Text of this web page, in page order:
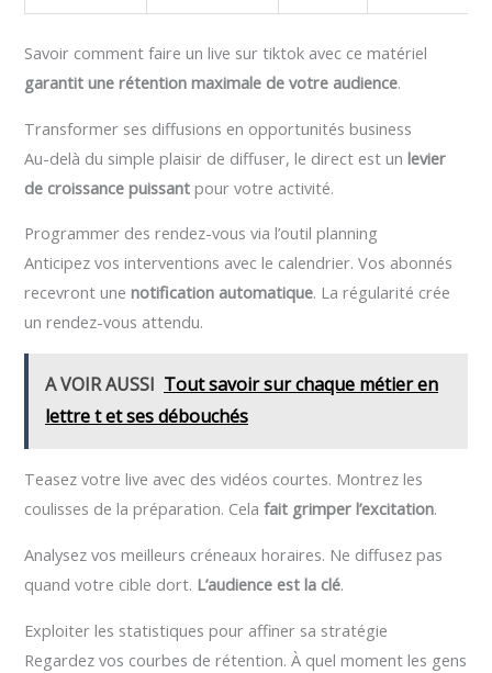
Savoir comment faire un live sur tiktok avec ce matériel
garantit une rétention maximale de votre audience.
Transformer ses diffusions en opportunités business
Au-delà du simple plaisir de diffuser, le direct est unlevier
de croissance puissant pour votre activité.
Programmer des rendez-vous via l’outil planning
Anticipez vos interventions avec le calendrier. Vos abonnés
recevront unenotification automatique. La régularité crée
un rendez-vous attendu.
A VOIR AUSSI Tout savoir sur chaque métier en
lettre t et ses débouchés
Teasez votre live avec des vidéos courtes. Montrez les
coulisses de la préparation. Celafait grimper l’excitation.
Analysez vos meilleurs créneaux horaires. Ne diffusez pas
quand votre cible dort. L’audience est la clé.
Exploiter les statistiques pour affiner sa stratégie
Regardez vos courbes de rétention. À quel moment les gens